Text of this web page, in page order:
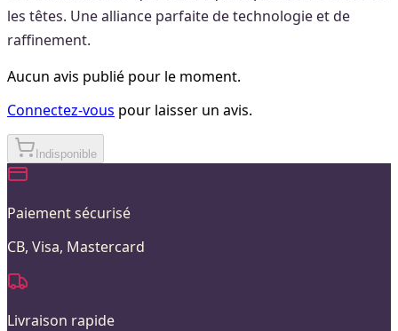
les têtes. Une alliance parfaite de technologie et de
raffinement.
Aucun avis publié pour le moment.
Connectez-vous pour laisser un avis.
Indisponible
Paiement sécurisé
CB, Visa, Mastercard
Livraison rapide